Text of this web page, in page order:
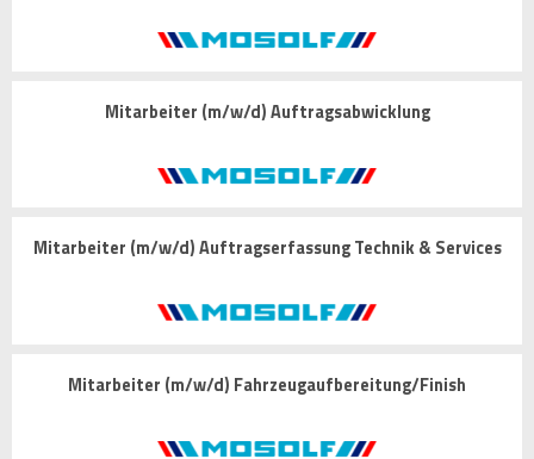
Mitarbeiter (m/w/d) Auftragsabwicklung
Mitarbeiter (m/w/d) Auftragserfassung Technik & Services
Mitarbeiter (m/w/d) Fahrzeugaufbereitung/Finish